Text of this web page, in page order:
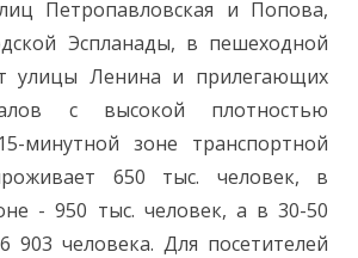
Петропавловская и Попова,
Эспланады, в пешеходной
улицы Ленина и прилегающих
с высокой плотностью
минутной зоне транспортной
650 тыс. человек, в
- 950 тыс. человек, а в 30-50
903 человека. Для посетителей